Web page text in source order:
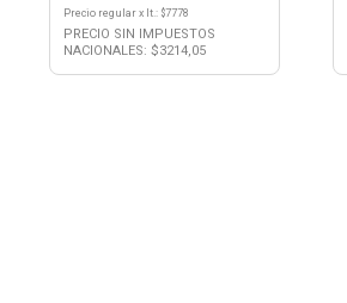
Precio regularx lt. : $7778
PRECIO SIN IMPUESTOS
NACIONALES: $3214,05